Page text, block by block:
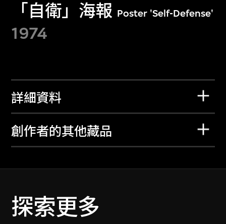
「自衛」海報 Poster 'Self-Defense'
1974
詳細資料
創作者的其他藏品
探索更多